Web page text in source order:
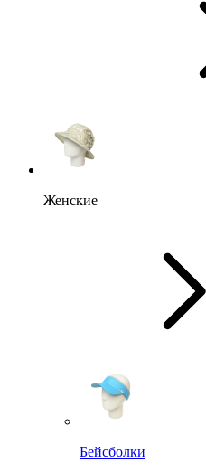
Женские
Бейсболки